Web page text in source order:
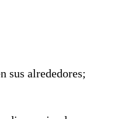
sus alrededores;